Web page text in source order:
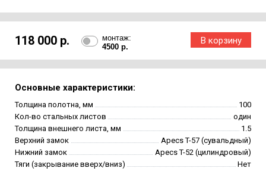
118 000 р.
монтаж:
4500 р.
Основные характеристики:
Толщина полотна, мм
100
Кол-во стальных листов
один
Толщина внешнего листа, мм
1.5
Верхний замок
Apecs T-57 (сувальдный)
Нижний замок
Apecs T-52 (цилиндровый)
Тяги (закрывание вверх/вниз)
Нет